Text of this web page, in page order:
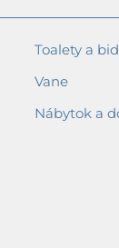
Toalety a
Vane
Nábytok a